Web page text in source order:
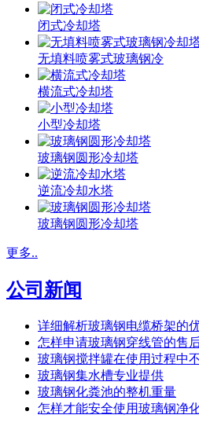
闭式冷却塔
无填料喷雾式玻璃钢冷
横流式冷却塔
小型冷却塔
玻璃钢圆形冷却塔
逆流冷却水塔
玻璃钢圆形冷却塔
更多..
公司新闻
详细解析玻璃钢电缆桥架的
怎样申请玻璃钢穿线管的售
玻璃钢搅拌罐在使用过程中
玻璃钢集水槽专业提供
玻璃钢化粪池的整机重量
怎样才能安全使用玻璃钢净